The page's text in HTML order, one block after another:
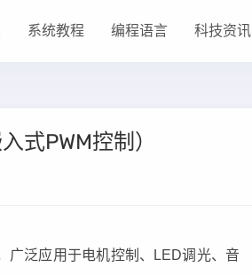
系统教程 编程语言 科技资讯
式PWM控制）
广泛应用于电机控制、LED调光、音